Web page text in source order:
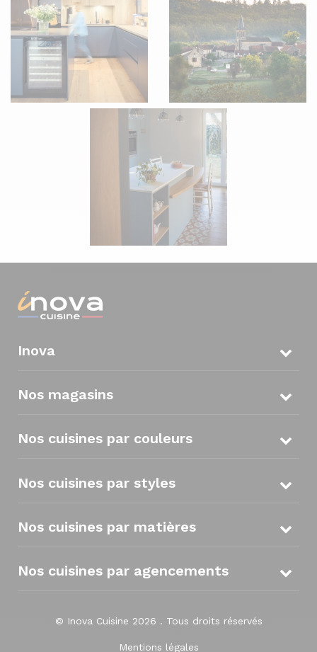
Inova
Nos magasins
Nos cuisines par couleurs
Nos cuisines par styles
Nos cuisines par matières
Nos cuisines par agencements
© Inova Cuisine 2026 . Tous droits réservés
Mentions légales